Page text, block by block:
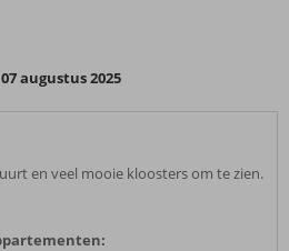
07 augustus 2025
en veel mooie kloosters om te zien.